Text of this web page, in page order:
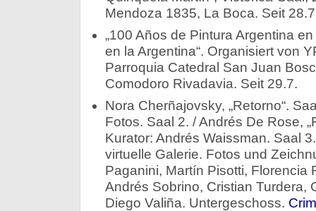
Mendoza 1835, La Boca. Seit
„100 Años de Pintura Argentina
en la Argentina“. Organisiert von
Parroquia Catedral San Juan
Comodoro Rivadavia. Seit 29.7.
Nora Cherñajovsky, „Retorno“.
Fotos. Saal 2. / Andrés De Rose,
Kurator: Andrés Waissman. Saal
virtuelle Galerie. Fotos und
Paganini, Martín Pisotti, Florencia
Andrés Sobrino, Cristian Turdera,
Diego Valiña. Untergeschoss.